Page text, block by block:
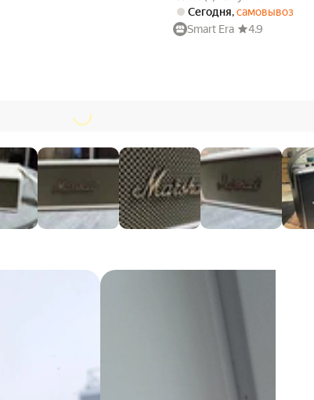
Сегодня,самовывоз
Smart Era
4.9